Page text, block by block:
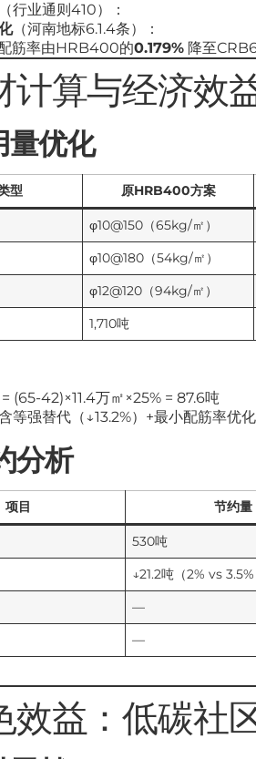
（行业通则410）：
（河南地标6.1.4条）：
筋率由HRB400的0.179% 降至
计算与经济效
量优化
型 原HRB400方案
φ10@150（65kg/㎡）
φ10@180（54kg/㎡）
φ12@120（94kg/㎡）
1,710吨
(65-42)×11.4万㎡×25% = 87.6吨
等强替代（↓13.2%）+最小配筋率优
分析
项目 节约量
530吨
↓21.2吨（2% vs 3.5%
—
—
效益：低碳社